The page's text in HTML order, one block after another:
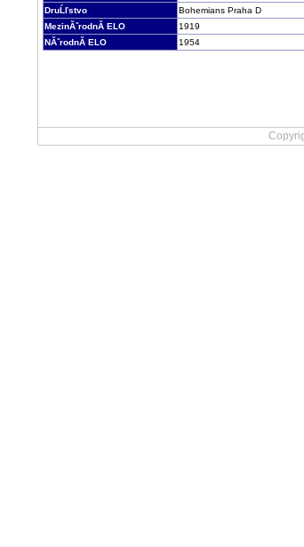
DruĹľstvo
Bohemians Praha D
MezinĂˇrodnĂ­ ELO
1919
NĂˇrodnĂ­ ELO
1954